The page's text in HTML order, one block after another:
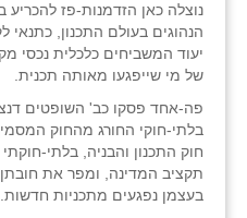
נוצלה כאן הזדמנות-פז להכריע
הנהוגים בעולם התכנון, כתנאי
יעוד המשביחים כלכלית נכסי
של מי שייפגעו מאותה תכנית.
פה-אחד פסקו כב' השופטים
בלתי-חוקי החורג מהחוק
חוק התכנון והבניה, בלתי-
תקציב המדינה, ומפר את
בעצמן נפגעים מתכניות חדשות.
בני ציון
בצרה
בקעות
ֿגבעת שפירא
גן הדרום